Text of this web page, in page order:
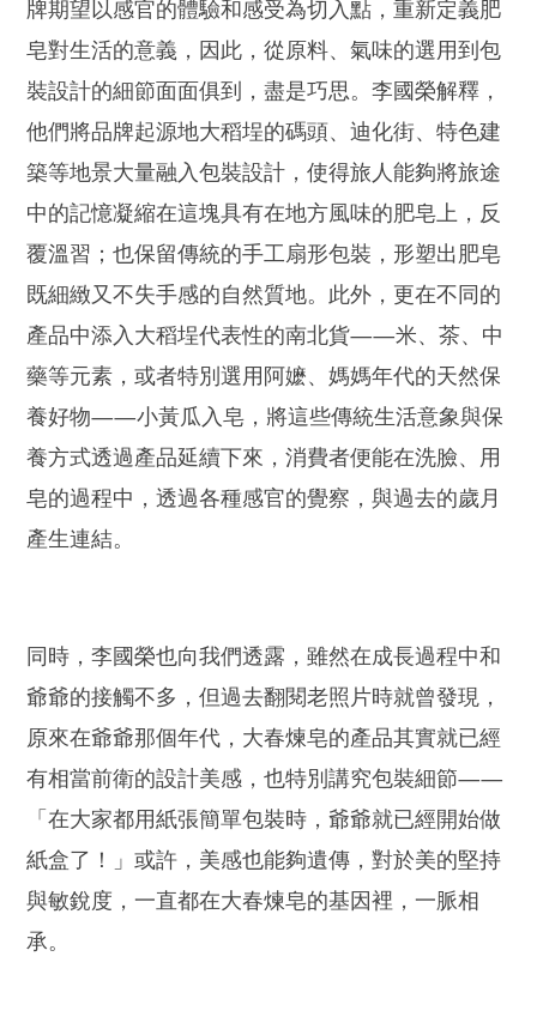
牌期望以感官的體驗和感受為切入點，重新定義肥
皂對生活的意義，因此，從原料、氣味的選用到包
裝設計的細節面面俱到，盡是巧思。李國榮解釋，
他們將品牌起源地大稻埕的碼頭、迪化街、特色建
築等地景大量融入包裝設計，使得旅人能夠將旅途
中的記憶凝縮在這塊具有在地方風味的肥皂上，反
覆溫習；也保留傳統的手工扇形包裝，形塑出肥皂
既細緻又不失手感的自然質地。此外，更在不同的
產品中添入大稻埕代表性的南北貨——米、茶、中
藥等元素，或者特別選用阿嬷、媽媽年代的天然保
養好物——小黃瓜入皂，將這些傳統生活意象與保
養方式透過產品延續下來，消費者便能在洗臉、用
皂的過程中，透過各種感官的覺察，與過去的歲月
產生連結。
同時，李國榮也向我們透露，雖然在成長過程中和
爺爺的接觸不多，但過去翻閱老照片時就曾發現，
原來在爺爺那個年代，大春煉皂的產品其實就已經
有相當前衛的設計美感，也特別講究包裝細節——
「在大家都用紙張簡單包裝時，爺爺就已經開始做
紙盒了！」或許，美感也能夠遺傳，對於美的堅持
與敏銳度，一直都在大春煉皂的基因裡，一脈相
承。